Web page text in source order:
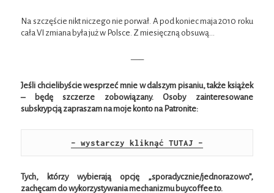
Na szczęście nikt niczego nie porwał. A pod koniec maja 2010 roku
cała VI zmiana była już w Polsce. Z miesięczną obsuwą…
—–
Jeśli chcielibyście wesprzeć mnie w dalszym pisaniu, także książek
– będę szczerze zobowiązany. Osoby zainteresowane
subskrypcją zapraszam na moje konto na Patronite:
– wystarczy kliknąć TUTAJ –
Tych, którzy wybierają opcję „sporadycznie/jednorazowo”,
zachęcam do wykorzystywania mechanizmu buycoffee.to.